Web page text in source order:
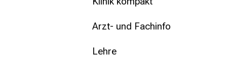
Arzt- und Fachinfo
Lehre